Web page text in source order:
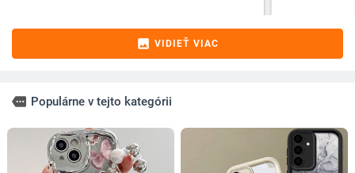
image VIDIEŤ VIAC
more Populárne v tejto kategórii